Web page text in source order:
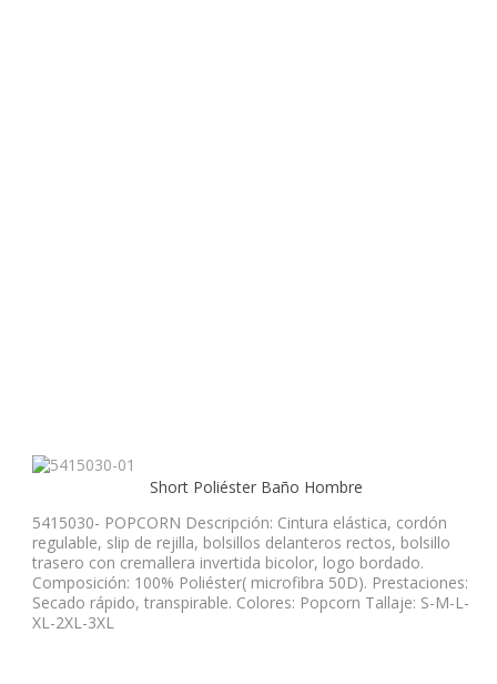
Short Poliéster Baño Hombre
5415030- POPCORN Descripción: Cintura elástica, cordón
regulable, slip de rejilla, bolsillos delanteros rectos, bolsillo
trasero con cremallera invertida bicolor, logo bordado.
Composición: 100% Poliéster( microfibra 50D). Prestaciones:
Secado rápido, transpirable. Colores: Popcorn Tallaje: S-M-L-
XL-2XL-3XL